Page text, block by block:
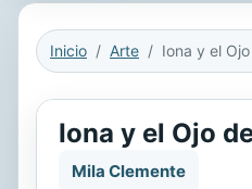
Inicio Arte Iona y el
Iona y el Ojo
Mila Clemente